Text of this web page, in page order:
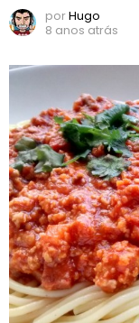
porHugo
8 anos atrás